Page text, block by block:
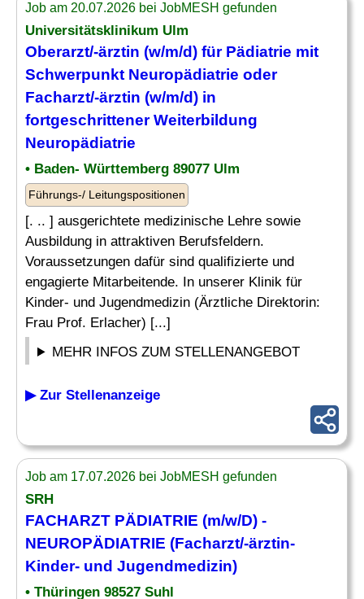
Job am 20.07.2026 bei JobMESH gefunden
Universitätsklinikum Ulm
Oberarzt/-ärztin (w/m/d) für Pädiatrie mit
Schwerpunkt Neuropädiatrie oder
Facharzt/-ärztin (w/m/d) in
fortgeschrittener Weiterbildung
Neuropädiatrie
• Baden- Württemberg 89077 Ulm
Führungs-/ Leitungspositionen
[. .. ] ausgerichtete medizinische Lehre sowie
Ausbildung in attraktiven Berufsfeldern.
Voraussetzungen dafür sind qualifizierte und
engagierte Mitarbeitende. In unserer Klinik für
Kinder- und Jugendmedizin (Ärztliche Direktorin:
Frau Prof. Erlacher) [...]
MEHR INFOS ZUM STELLENANGEBOT
▶ Zur Stellenanzeige
Job am 17.07.2026 bei JobMESH gefunden
SRH
FACHARZT PÄDIATRIE (m/w/D) -
NEUROPÄDIATRIE (Facharzt/-ärztin-
Kinder- und Jugendmedizin)
• Thüringen 98527 Suhl